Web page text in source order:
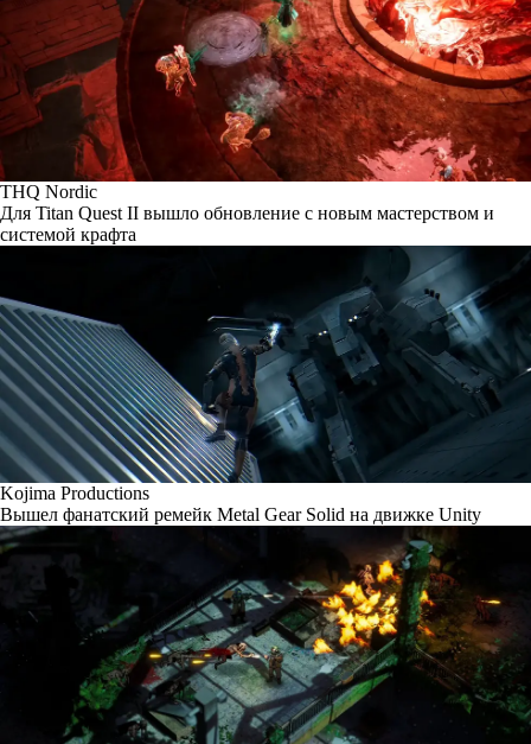
THQ Nordic
Для Titan Quest II вышло обновление с новым мастерством и
системой крафта
Kojima Productions
Вышел фанатский ремейк Metal Gear Solid на движке Unity